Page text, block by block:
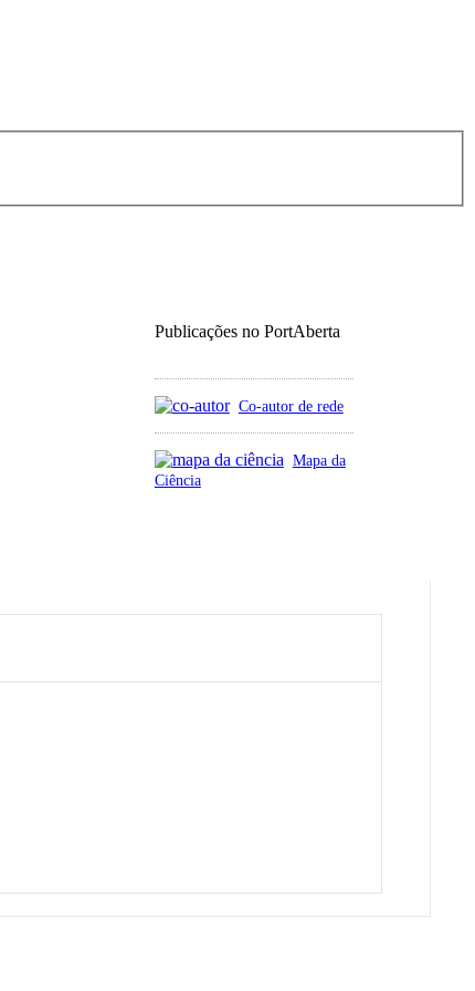
Publicações no PortAberta
Co-autor de rede
Mapa da
Ciência